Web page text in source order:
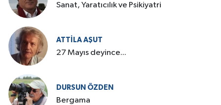
Sanat, Yaratıcılık ve Psikiyatri
ATTILA AŞUT
27 Mayıs deyince...
DURSUN ÖZDEN
Bergama